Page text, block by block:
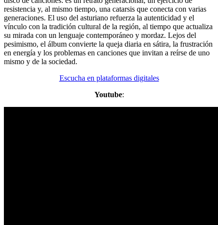
resistencia y, al mismo tiempo, una catarsis que conecta con varias
generaciones. El uso del asturiano refuerza la autenticidad y el
vínculo con la tradición cultural de la región, al tiempo que actualiza
su mirada con un lenguaje contemporáneo y mordaz. Lejos del
pesimismo, el álbum convierte la queja diaria en sátira, la frustración
en energía y los problemas en canciones que invitan a reírse de uno
mismo y de la sociedad.
Escucha en plataformas digitales
Youtube: